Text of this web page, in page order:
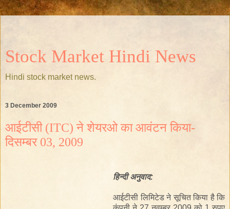
Stock Market Hindi News
Hindi stock market news.
3 December 2009
आईटीसी (ITC) ने शेयरओ का आवंटन किया-
दिसम्बर 03, 2009
हिन्दी अनुवाद:
आईटीसी लिमिटेड ने सूचित किया है कि